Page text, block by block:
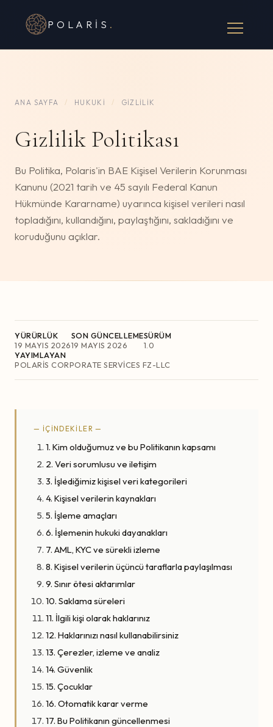
POLARIS .
ANA SAYFA / HUKUKI / GIZLILIK
Gizlilik Politikası
Bu Politika, Polaris'in BAE Kişisel Verilerin Korunması
Kanunu (2021 tarih ve 45 sayılı Federal Kanun
Hükmünde Kararname) uyarınca kişisel verileri nasıl
topladığını, kullandığını, paylaştığını, sakladığını ve
koruduğunu açıklar.
YÜRÜRLÜK
19 MAYIS 2026
SON GÜNCELLEME
19 MAYIS 2026
SÜRÜM
1.0
YAYIMLAYAN
POLARIS CORPORATE SERVICES FZ-LLC
— İÇİNDEKİLER —
1. Kim olduğumuz ve bu Politikanın kapsamı
2. Veri sorumlusu ve iletişim
3. İşlediğimiz kişisel veri kategorileri
4. Kişisel verilerin kaynakları
5. İşleme amaçları
6. İşlemenin hukuki dayanakları
7. AML, KYC ve sürekli izleme
8. Kişisel verilerin üçüncü taraflarla paylaşılması
9. Sınır ötesi aktarımlar
10. Saklama süreleri
11. İlgili kişi olarak haklarınız
12. Haklarınızı nasıl kullanabilirsiniz
13. Çerezler, izleme ve analiz
14. Güvenlik
15. Çocuklar
16. Otomatik karar verme
17. Bu Politikanın güncellenmesi